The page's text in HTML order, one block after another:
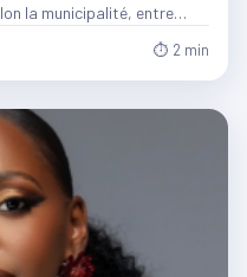
la municipalité, entre…
⏱ 2 min